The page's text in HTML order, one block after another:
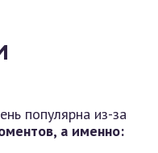
популярна из-за
а именно: